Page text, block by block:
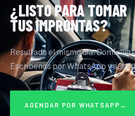
¿LISTO PARA TOMAR
TUS IMPRONTAS?
Resultado el mismo día. Domicilio
Escríbenos por WhatsApp y
AGENDAR POR WHATSAPP→